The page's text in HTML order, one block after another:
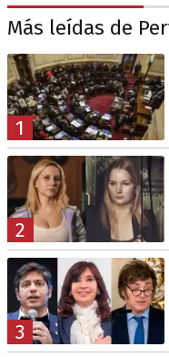
Más leídas de
1
2
3